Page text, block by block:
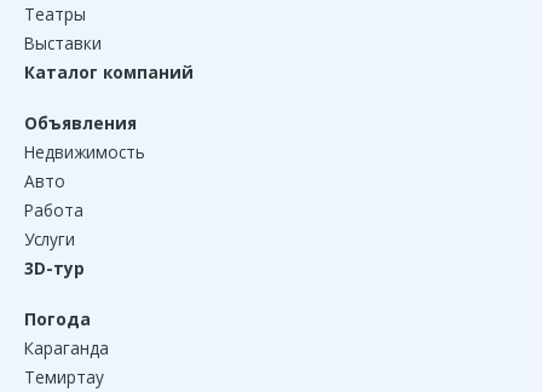
Театры
Выставки
Каталог компаний
Объявления
Недвижимость
Авто
Работа
Услуги
3D-тур
Погода
Караганда
Темиртау